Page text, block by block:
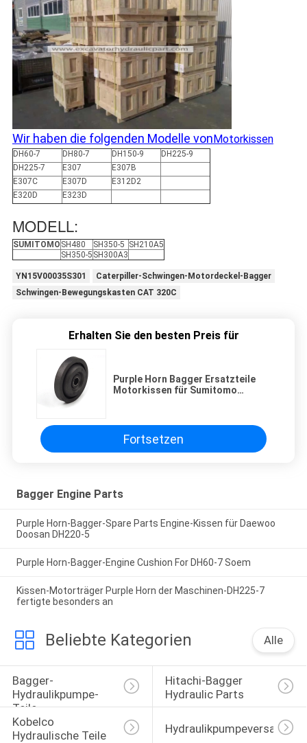
Wir haben die folgenden Modelle von Motorkissen
DH60-7 DH80-7 DH150-9
DH225-9
DH225-7
E307
E307B
E307C
E307D
E312D2
E320D
E323D
MODELL:
SUMITOMO SH480 SH350-5 SH210A5
SH350-5 SH300A3
YN15V00035S301
Caterpiller-Schwingen-Motordeckel-Bagger
Schwingen-Bewegungskasten CAT 320C
Erhalten Sie den besten Preis für
Purple Horn Bagger Ersatzteile
Motorkissen für Sumitomo
Fortsetzen
Bagger Engine Parts
Purple Horn-Bagger-Spare Parts Engine-Kissen für Daewoo
Doosan DH220-5
Purple Horn-Bagger-Engine Cushion For DH60-7 Soem
Kissen-Motorträger Purple Horn der Maschinen-DH225-7
fertigte besonders an
Beliebte Kategorien Alle
Bagger-
Hydraulikpumpe-
Teile
Hitachi-Bagger
Hydraulic Parts
Kobelco
Hydraulische Teile